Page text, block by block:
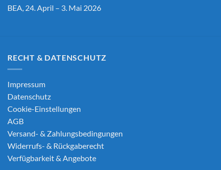
BEA, 24. April – 3. Mai 2026
RECHT & DATENSCHUTZ
Impressum
Datenschutz
Cookie-Einstellungen
AGB
Versand- & Zahlungsbedingungen
Widerrufs- & Rückgaberecht
Verfügbarkeit & Angebote